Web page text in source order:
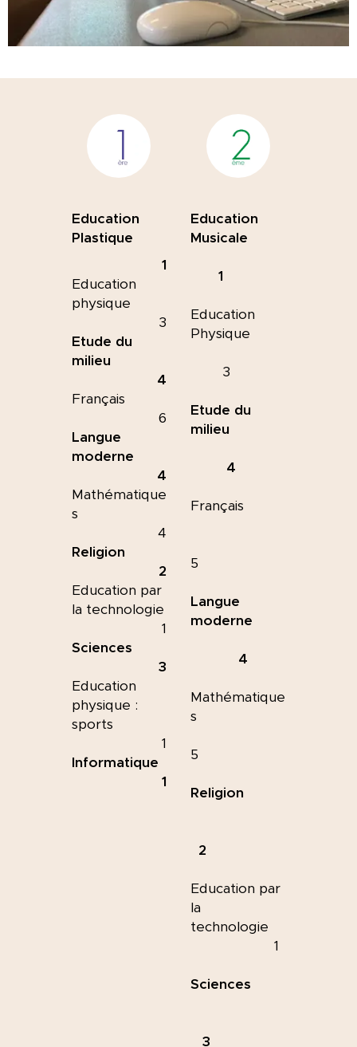
Education
Plastique
1
Education
physique
3
Etude du
milieu
4
Français
6
Langue
moderne
4
Mathématique
s
4
Religion
2
Education par
la technologie
1
Sciences
3
Education
physique :
sports
1
Informatique
1
Education
Musicale
1
Education
Physique
3
Etude du
milieu
4
Français
5
Langue
moderne
4
Mathématique
s
5
Religion
2
Education par
la
technologie
1
Sciences
3